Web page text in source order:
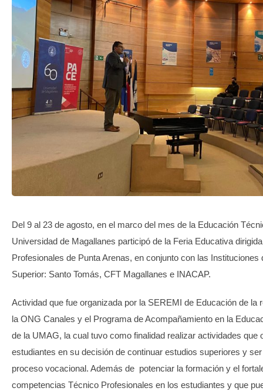
GALERIA DE FOTOS
APP MÓVIL
TRANSPARENCIA
Del 9 al 23 de agosto, en el marco del mes de la Educación
Universidad de Magallanes participó de la Feria Educativa
Profesionales de Punta Arenas, en conjunto con las Instituciones
Superior: Santo Tomás, CFT Magallanes e INACAP.
Actividad que fue organizada por la SEREMI de Educación de la
la ONG Canales y el Programa de Acompañamiento en la
de la UMAG, la cual tuvo como finalidad realizar actividades que
estudiantes en su decisión de continuar estudios superiores y
proceso vocacional. Además de potenciar la formación y el
competencias Técnico Profesionales en los estudiantes y que